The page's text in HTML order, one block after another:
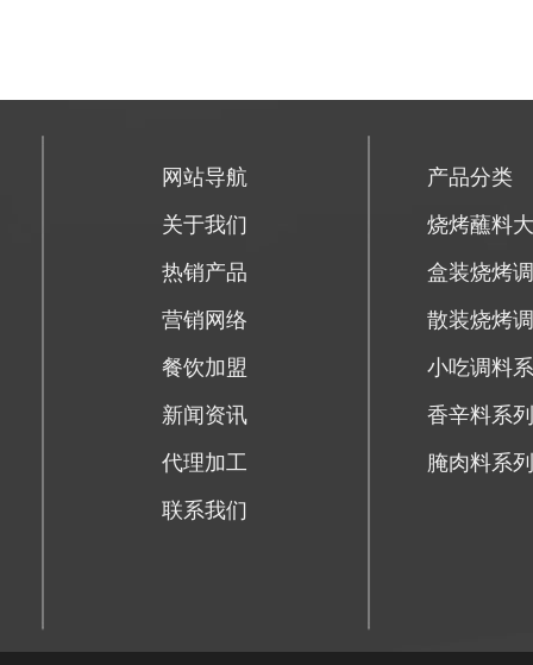
网站导航
关于我们
热销产品
营销网络
餐饮加盟
新闻资讯
代理加工
联系我们
产品分类
烧烤蘸料
盒装烧烤
散装烧烤
小吃调料
香辛料系列
腌肉料系列